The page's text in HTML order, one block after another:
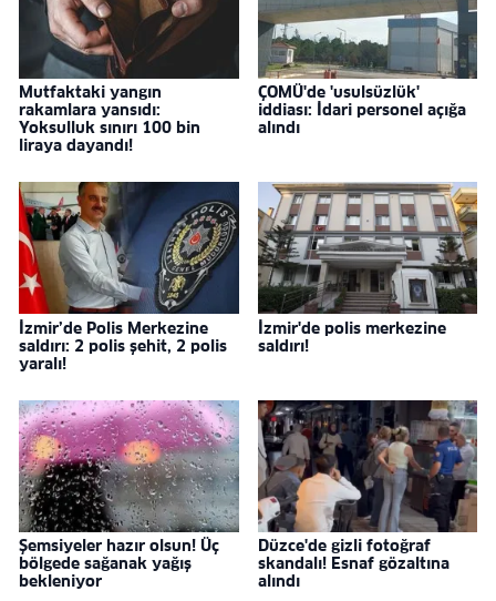
Mutfaktaki yangın
rakamlara yansıdı:
Yoksulluk sınırı 100 bin
liraya dayandı!
ÇOMÜ'de 'usulsüzlük'
iddiası: İdari personel açığa
alındı
İzmir’de Polis Merkezine
saldırı: 2 polis şehit, 2 polis
yaralı!
İzmir'de polis merkezine
saldırı!
Şemsiyeler hazır olsun! Üç
bölgede sağanak yağış
bekleniyor
Düzce'de gizli fotoğraf
skandalı! Esnaf gözaltına
alındı